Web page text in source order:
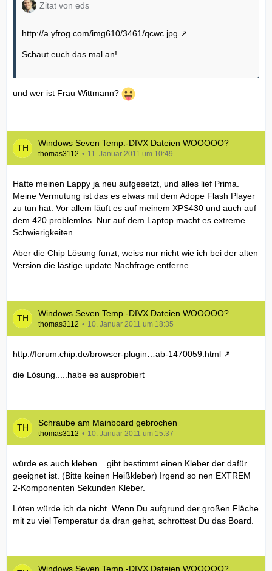
Zitat von eds
http://a.yfrog.com/img610/3461/qcwc.jpg
Schaut euch das mal an!
und wer ist Frau Wittmann?
Windows Seven Temp.-DIVX Dateien WOOOOO?
thomas3112 11. Januar 2011 um 10:49
Hatte meinen Lappy ja neu aufgesetzt, und alles lief Prima.
Meine Vermutung ist das es etwas mit dem Adope Flash Player
zu tun hat. Vor allem läuft es auf meinem XPS430 und auch auf
dem 420 problemlos. Nur auf dem Laptop macht es extreme
Schwierigkeiten.
Aber die Chip Lösung funzt, weiss nur nicht wie ich bei der alten
Version die lästige update Nachfrage entferne.....
Windows Seven Temp.-DIVX Dateien WOOOOO?
thomas3112 10. Januar 2011 um 18:35
http://forum.chip.de/browser-plugin…ab-1470059.html
die Lösung.....habe es ausprobiert
Schraube am Mainboard gebrochen
thomas3112 10. Januar 2011 um 15:37
würde es auch kleben....gibt bestimmt einen Kleber der dafür
geeignet ist. (Bitte keinen Heißkleber) Irgend so nen EXTREM
2-Komponenten Sekunden Kleber.
Löten würde ich da nicht. Wenn Du aufgrund der großen Fläche
mit zu viel Temperatur da dran gehst, schrottest Du das Board.
Windows Seven Temp.-DIVX Dateien WOOOOO?